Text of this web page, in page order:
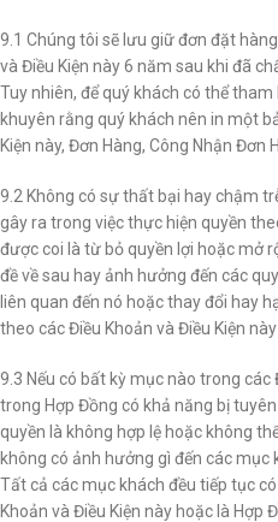
9.1 Chúng tôi sẽ lưu giữ đơn đặt
và Điều Kiện này 6 năm sau khi đã
Tuy nhiên, để quý khách có thể
khuyên rằng quý khách nên in một
Kiện này, Đơn Hàng, Công Nhận Đơn
9.2 Không có sự thất bại hay chậm
gây ra trong việc thực hiện quyền
được coi là từ bỏ quyền lợi hoặc mở
đề về sau hay ảnh hưởng đến các
liên quan đến nó hoặc thay đổi hay
theo các Điều Khoản và Điều Kiện
9.3 Nếu có bất kỳ mục nào trong các
trong Hợp Đồng có khả năng bị
quyền là không hợp lệ hoặc không
không có ảnh hưởng gì đến các mục
Tất cả các mục khách đều tiếp tục
Khoản và Điều Kiện này hoặc là Hợp